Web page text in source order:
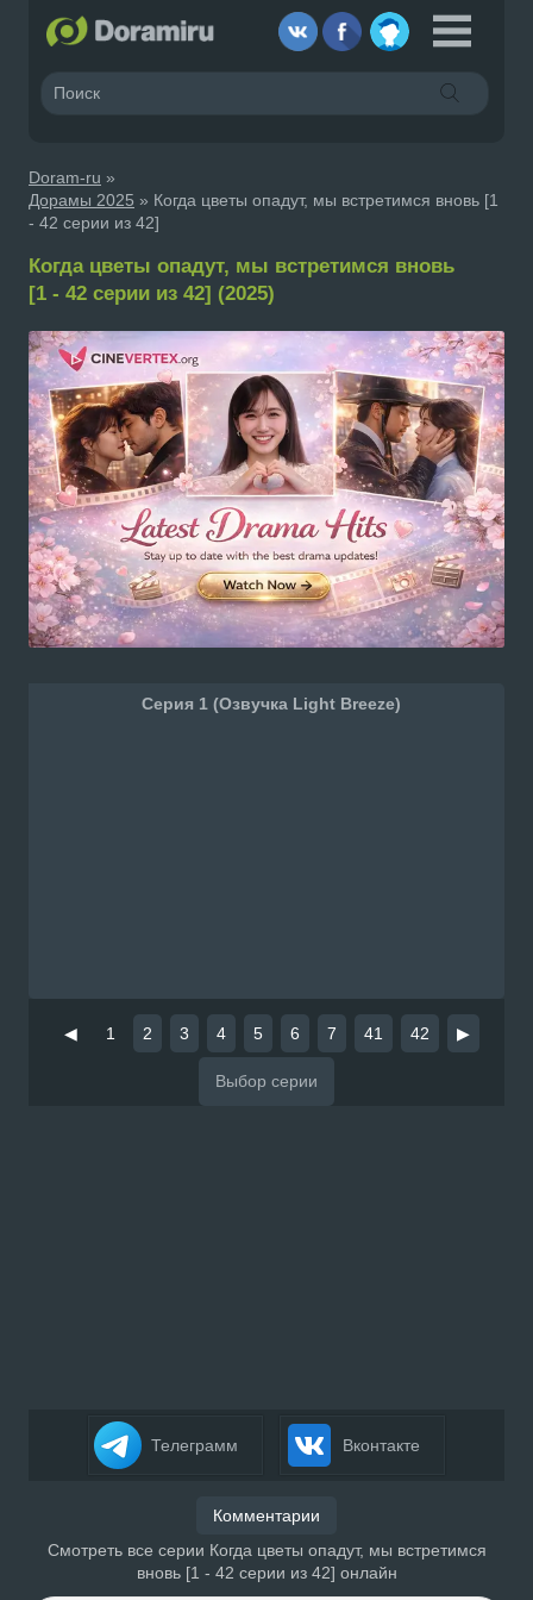
Doram-ru »
Дорамы 2025 » Когда цветы опадут, мы встретимся вновь [1
- 42 серии из 42]
Когда цветы опадут, мы встретимся вновь
[1 - 42 серии из 42] (2025)
Серия 1 (Озвучка Light Breeze)
◀ 1 2 3 4 5 6 7 41 42 ▶
Телеграмм Вконтакте
Комментарии
Смотреть все серии Когда цветы опадут, мы встретимся
вновь [1 - 42 серии из 42] онлайн